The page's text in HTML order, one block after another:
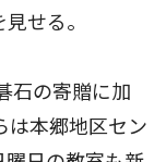
せる。
石の寄贈に加
は本郷地区セン